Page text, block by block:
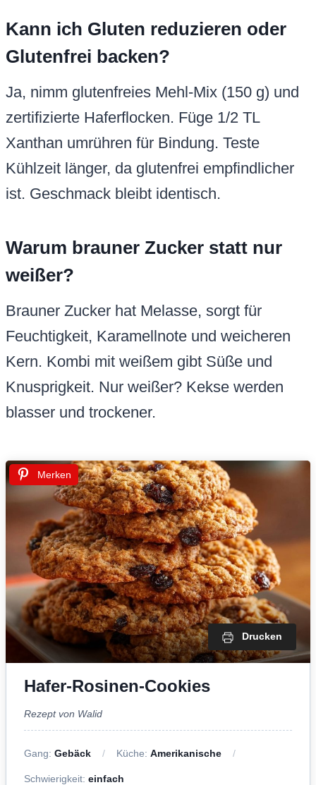
Kann ich Gluten reduzieren oder
Glutenfrei backen?
Ja, nimm glutenfreies Mehl-Mix (150 g) und
zertifizierte Haferflocken. Füge 1/2 TL
Xanthan umrühren für Bindung. Teste
Kühlzeit länger, da glutenfrei empfindlicher
ist. Geschmack bleibt identisch.
Warum brauner Zucker statt nur
weißer?
Brauner Zucker hat Melasse, sorgt für
Feuchtigkeit, Karamellnote und weicheren
Kern. Kombi mit weißem gibt Süße und
Knusprigkeit. Nur weißer? Kekse werden
blasser und trockener.
Merken
Drucken
Hafer-Rosinen-Cookies
Rezept von Walid
Gang: Gebäck Küche: Amerikanische
Schwierigkeit: einfach